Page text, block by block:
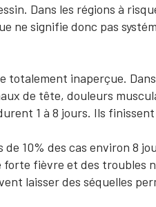
​Dans les régions à
ne signifie donc pas
totalement inaperçue.
de tête, douleurs
1 à 8 jours. Ils
10% des cas environ 8
fièvre et des troubles
laisser des séquelles